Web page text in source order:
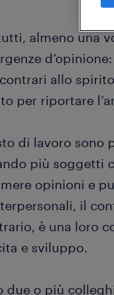
almeno una
allo
per riportare
di lavoro sono
più soggetti
opinioni e
il
è una loro
e sviluppo.
due o più